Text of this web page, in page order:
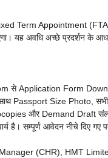
Term Appointment
यह अवधि अच्छे प्रदर्शन के
से Application Form
साथ Passport Size Photo,
और Demand Draft
है। सम्पूर्ण आवेदन नीचे दिए गए
(CHR), HMT